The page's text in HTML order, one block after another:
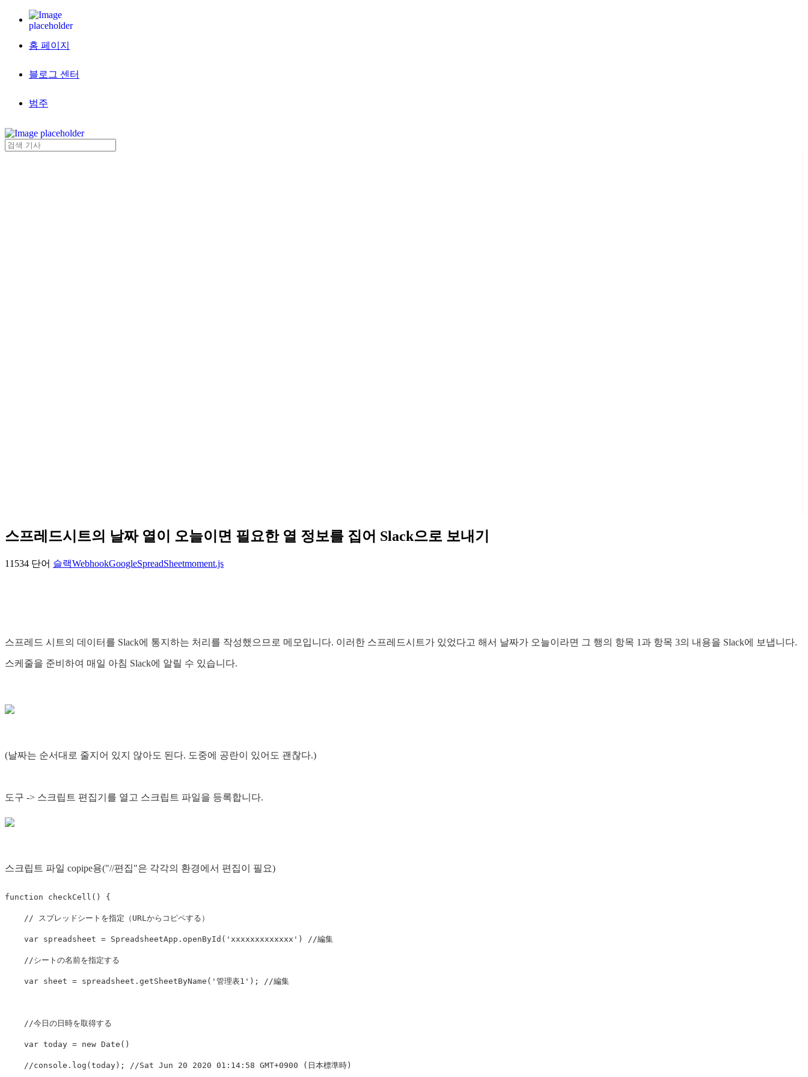
홈 페이지
블로그 센터
범주
스프레드시트의 날짜 열이 오늘이면 필요한 열 정보를 집어 Slack으로 보내기
11534 단어 슬랙WebhookGoogleSpreadSheetmoment.js
스프레드 시트의 데이터를 Slack에 통지하는 처리를 작성했으므로 메모입니다. 이러한 스프레드시트가 있었다고 해서 날짜가 오늘이라면 그 행의 항목 1과 항목 3의 내용을 Slack에 보냅니다.
스케줄을 준비하여 매일 아침 Slack에 알릴 수 있습니다.
(날짜는 순서대로 줄지어 있지 않아도 된다. 도중에 공란이 있어도 괜찮다.)
도구 -> 스크립트 편집기를 열고 스크립트 파일을 등록합니다.
스크립트 파일 copipe용("//편집"은 각각의 환경에서 편집이 필요)
function checkCell () {
// スプレッドシートを指定（URLからコピペする）
var spreadsheet = SpreadsheetApp . openById ( ' xxxxxxxxxxxxx ' ) //編集
//シートの名前を指定する
var sheet = spreadsheet . getSheetByName ( ' 管理表1 ' ); //編集
//今日の日時を取得する
var today = new Date ()
//console.log(today); //Sat Jun 20 2020 01:14:58 GMT+0900 (日本標準時)